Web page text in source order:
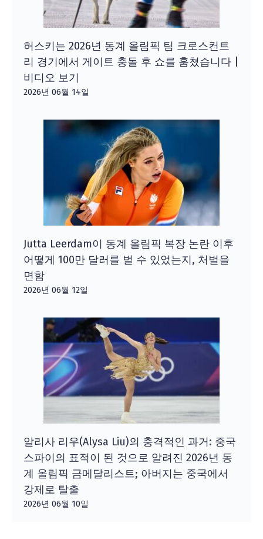
허스키는 2026년 동계 올림픽 팀 크로스컨트
리 경기에서 게이트 충돌 후 쇼를 훔쳤습니다 |
비디오 보기
2026년 06월 14일
Jutta Leerdam이 동계 올림픽 복장 논란 이후
어떻게 100만 달러를 벌 수 있었는지, 처벌을
면함
2026년 06월 12일
알리사 리우(Alysa Liu)의 충격적인 과거: 중국
스파이의 표적이 된 것으로 알려진 2026년 동
계 올림픽 금메달리스트; 아버지는 중국에서
강제로 탈출
2026년 06월 10일